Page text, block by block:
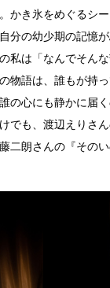
かき氷をめぐるシ
分の幼少期の記憶
私は「なんでそん
物語は、誰もが持
の心にも静かに届
でも、渡辺えりさ
二朗さんの『その